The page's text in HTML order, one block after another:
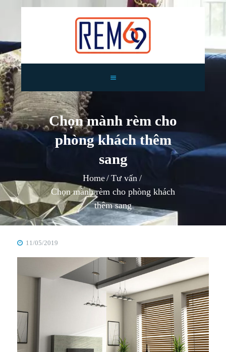
Chọn mành rèm cho
phòng khách thêm
sang
Home
Tư vấn
Chọn mành rèm cho phòng khách
thêm sang
TRANG CHỦ
GIỚI THIỆU
RÈM CỬA
TIN TỨC
CÔNG TRÌNH
LIÊN HỆ
11/05/2019